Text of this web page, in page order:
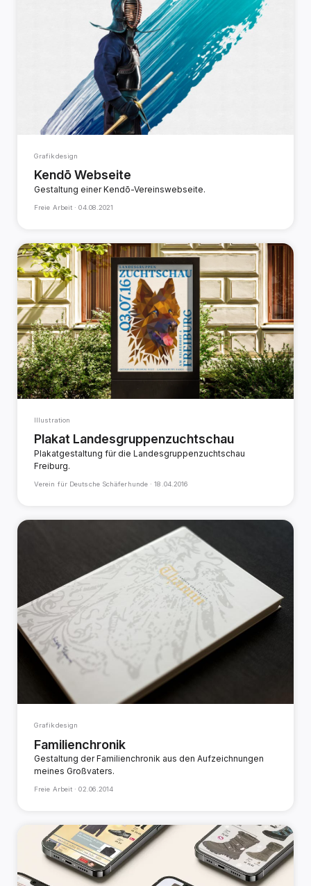
Grafikdesign
Kendō Webseite
Gestaltung einer Kendō-Vereinswebseite.
Freie Arbeit ·04.08.2021
Illustration
Plakat Landesgruppenzuchtschau
Plakatgestaltung für die Landesgruppenzuchtschau
Freiburg.
Verein für Deutsche Schäferhunde ·18.04.2016
Grafikdesign
Familienchronik
Gestaltung der Familienchronik aus den Aufzeichnungen
meines Großvaters.
Freie Arbeit ·02.06.2014